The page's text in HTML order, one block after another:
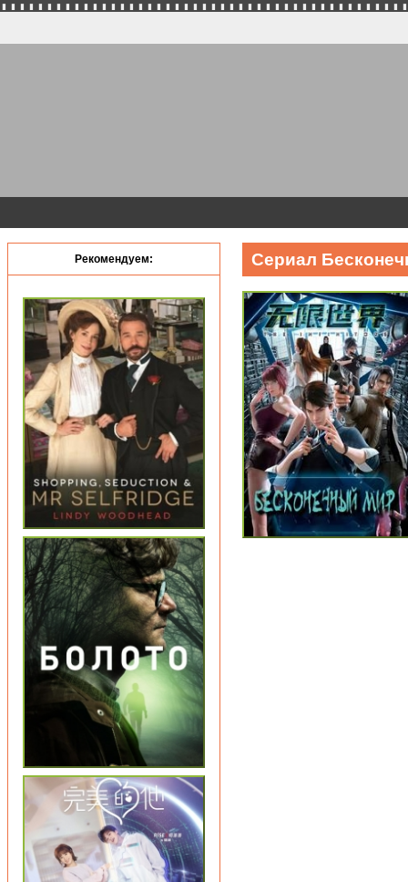
Сериал
Рекомендуем: